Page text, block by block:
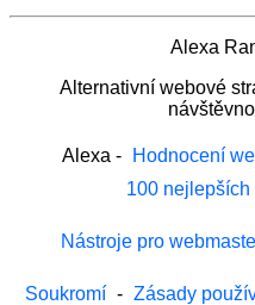
Alexa
Alternativní webové
Alexa - Hodnocení
100
Nástroje pro
Soukromí - Zásady